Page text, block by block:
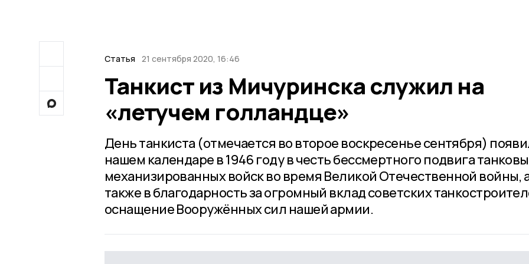
Статья 21 сентября 2020, 16:46
Танкист из Мичуринска служил на
«летучем голландце»
День танкиста (отмечается во второе воскресенье сентября)
нашем календаре в 1946 году в честь бессмертного подвига
механизированных войск во время Великой Отечественной войны,
также в благодарность за огромный вклад советских
оснащение Вооружённых сил нашей армии.